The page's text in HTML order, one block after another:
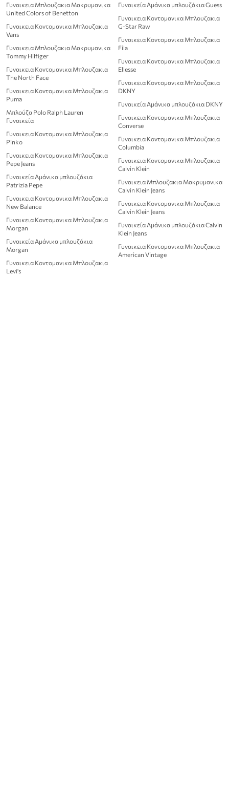
Γυναικεια Μπλουζακια Μακρυμανικα
United Colors of Benetton
Γυναικεια Κοντομανικα Μπλουζακια
Vans
Γυναικεια Μπλουζακια Μακρυμανικα
Tommy Hilfiger
Γυναικεια Κοντομανικα Μπλουζακια
The North Face
Γυναικεια Κοντομανικα Μπλουζακια
Puma
Μπλούζα Polo Ralph Lauren
Γυναικεία
Γυναικεια Κοντομανικα Μπλουζακια
Pinko
Γυναικεια Κοντομανικα Μπλουζακια
Pepe Jeans
Γυναικεία Αμάνικα μπλουζάκια
Patrizia Pepe
Γυναικεια Κοντομανικα Μπλουζακια
New Balance
Γυναικεια Κοντομανικα Μπλουζακια
Morgan
Γυναικεία Αμάνικα μπλουζάκια
Morgan
Γυναικεια Κοντομανικα Μπλουζακια
Levi's
Γυναικεία Αμάνικα μπλουζάκια Guess
Γυναικεια Κοντομανικα Μπλουζακια
G-Star Raw
Γυναικεια Κοντομανικα Μπλουζακια
Fila
Γυναικεια Κοντομανικα Μπλουζακια
Ellesse
Γυναικεια Κοντομανικα Μπλουζακια
DKNY
Γυναικεία Αμάνικα μπλουζάκια DKNY
Γυναικεια Κοντομανικα Μπλουζακια
Converse
Γυναικεια Κοντομανικα Μπλουζακια
Columbia
Γυναικεια Κοντομανικα Μπλουζακια
Calvin Klein
Γυναικεια Μπλουζακια Μακρυμανικα
Calvin Klein Jeans
Γυναικεια Κοντομανικα Μπλουζακια
Calvin Klein Jeans
Γυναικεία Αμάνικα μπλουζάκια Calvin
Klein Jeans
Γυναικεια Κοντομανικα Μπλουζακια
American Vintage